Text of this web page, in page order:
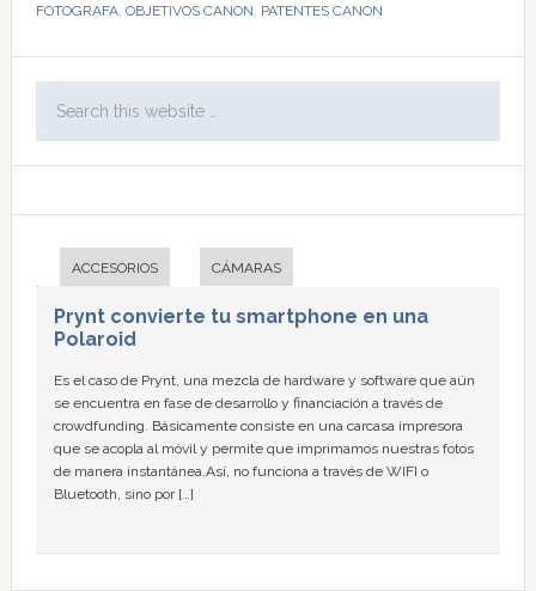
FOTOGRAFA, OBJETIVOS CANON, PATENTES CANON
ACCESORIOS CÁMARAS
Prynt convierte tu smartphone en una
Polaroid
Es el caso de Prynt, una mezcla de hardware y software que aún
se encuentra en fase de desarrollo y financiación a través de
crowdfunding. Básicamente consiste en una carcasa impresora
que se acopla al móvil y permite que imprimamos nuestras fotos
de manera instantánea.Así, no funciona a través de WIFI o
Bluetooth, sino por […]